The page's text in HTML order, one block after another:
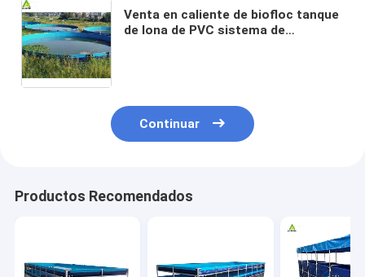
Venta en caliente de biofloc tanque
de lona de PVC sistema de
Continuar
Productos Recomendados